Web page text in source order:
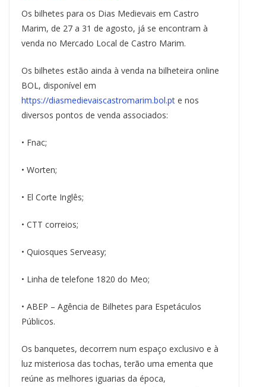
c
e
b
o
e
s
y
e
a
s
t
e
e
n
k
e
I
a
t
s
p
l
e
g
r
a
a
i
l
n
t
p
y
L
n
r
e
Os bilhetes para os Dias Medievais em Castro
Marim, de 27 a 31 de agosto, já se encontram à
venda no Mercado Local de Castro Marim.
Os bilhetes estão ainda à venda na bilheteira online
BOL, disponível em
https://diasmedievaiscastromarim.bol.pt e nos
diversos pontos de venda associados:
• Fnac;
• Worten;
• El Corte Inglês;
• CTT correios;
• Quiosques Serveasy;
• Linha de telefone 1820 do Meo;
• ABEP – Agência de Bilhetes para Espetáculos
Públicos.
Os banquetes, decorrem num espaço exclusivo e à
luz misteriosa das tochas, terão uma ementa que
reúne as melhores iguarias da época,